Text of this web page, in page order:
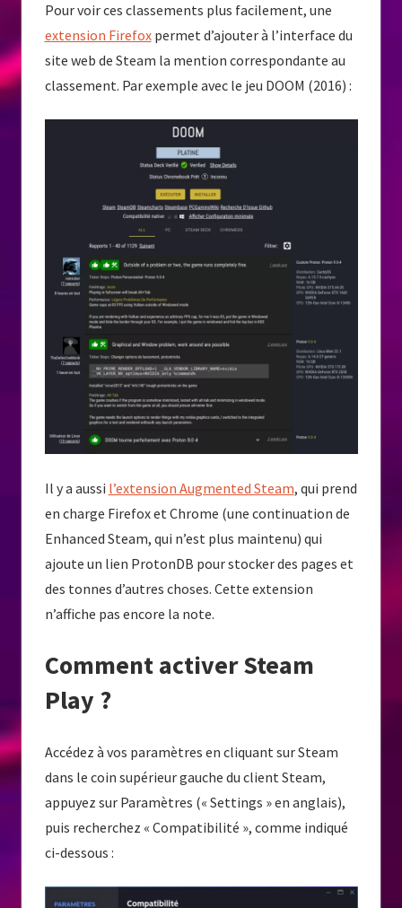
Pour voir ces classements plus facilement, une
extension Firefoxpermet d’ajouter à l’interface du
site web de Steam la mention correspondante au
classement. Par exemple avec le jeu DOOM (2016) :
Il y a aussi l’extension Augmented Steam, qui prend
en charge Firefox et Chrome (une continuation de
Enhanced Steam, qui n’est plus maintenu) qui
ajoute un lien ProtonDB pour stocker des pages et
des tonnes d’autres choses. Cette extension
n’affiche pas encore la note.
Comment activer Steam
Play ?
Accédez à vos paramètres en cliquant sur Steam
dans le coin supérieur gauche du client Steam,
appuyez sur Paramètres (« Settings » en anglais),
puis recherchez « Compatibilité », comme indiqué
ci-dessous :